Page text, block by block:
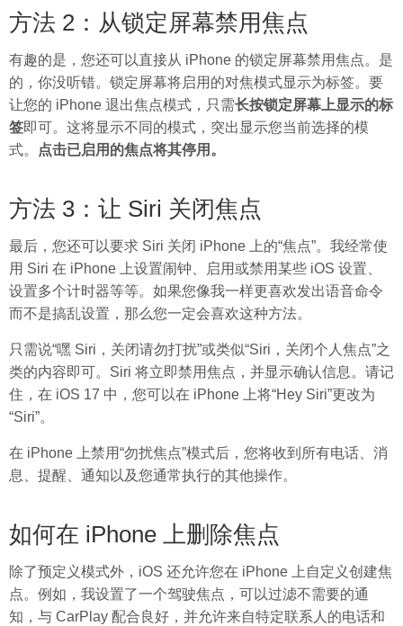
方法 2：从锁定屏幕禁用焦点
有趣的是，您还可以直接从 iPhone 的锁定屏幕禁用焦点。是
的，你没听错。锁定屏幕将启用的对焦模式显示为标签。要
让您的 iPhone 退出焦点模式，只需长按锁定屏幕上显示的标
签即可。这将显示不同的模式，突出显示您当前选择的模
式。
点击已启用的焦点将其停用。
方法 3：让 Siri 关闭焦点
最后，您还可以要求 Siri 关闭 iPhone 上的“焦点”。我经常使
用 Siri 在 iPhone 上设置闹钟、启用或禁用某些 iOS 设置、
设置多个计时器等等。如果您像我一样更喜欢发出语音命令
而不是搞乱设置，那么您一定会喜欢这种方法。
只需说“嘿 Siri，关闭请勿打扰”或类似“Siri，关闭个人焦点”之
类的内容即可。Siri 将立即禁用焦点，并显示确认信息。请记
住，在 iOS 17 中，您可以在 iPhone 上将“Hey Siri”更改为
“Siri”。
在 iPhone 上禁用“勿扰焦点”模式后，您将收到所有电话、消
息、提醒、通知以及您通常执行的其他操作。
如何在 iPhone 上删除焦点
除了预定义模式外，iOS 还允许您在 iPhone 上自定义创建焦
点。例如，我设置了一个驾驶焦点，可以过滤不需要的通
知，与 CarPlay 配合良好，并允许来自特定联系人的电话和